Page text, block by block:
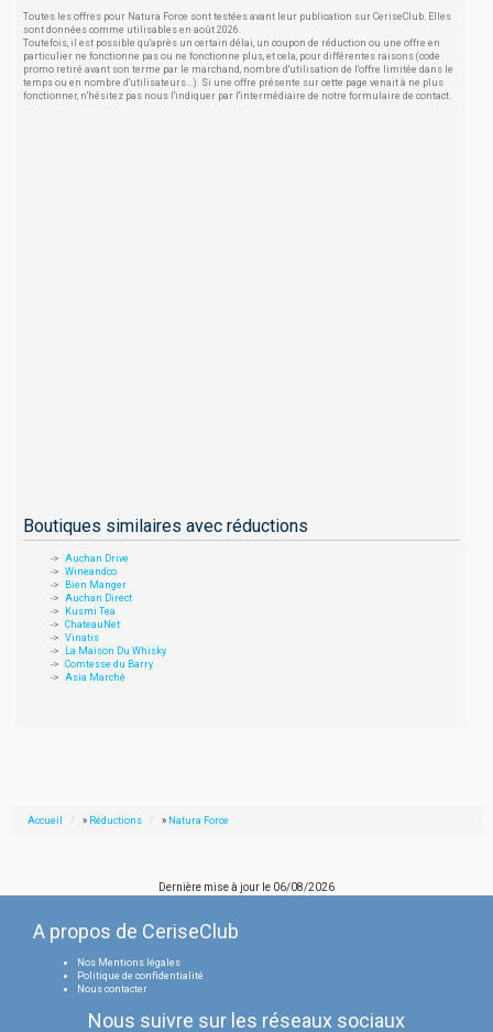
Toutes les offres pour Natura Force sont testées avant leur publication sur CeriseClub. Elles
sont données comme utilisables en août 2026.
Toutefois, il est possible qu'après un certain délai, un coupon de réduction ou une offre en
particulier ne fonctionne pas ou ne fonctionne plus, et cela, pour différentes raisons (code
promo retiré avant son terme par le marchand, nombre d'utilisation de l'offre limitée dans le
temps ou en nombre d'utilisateurs...). Si une offre présente sur cette page venait à ne plus
fonctionner, n'hésitez pas nous l'indiquer par l'intermédiaire de notre formulaire de contact.
Boutiques similaires avec réductions
Auchan Drive
Wineandco
Bien Manger
Auchan Direct
Kusmi Tea
ChateauNet
Vinatis
La Maison Du Whisky
Comtesse du Barry
Asia Marché
Accueil » Réductions » Natura Force
Dernière mise à jour le 06/08/2026
A propos de CeriseClub
Nos Mentions légales
Politique de confidentialité
Nous contacter
Nous suivre sur les réseaux sociaux